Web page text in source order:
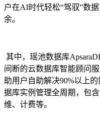
户在AI时代轻松“驾驭”数
余。
其中，瑶池数据库
间断的云数据库智能顾问
助用户自助解决90%以上
据库实例管理全周期，包
维、计费等。